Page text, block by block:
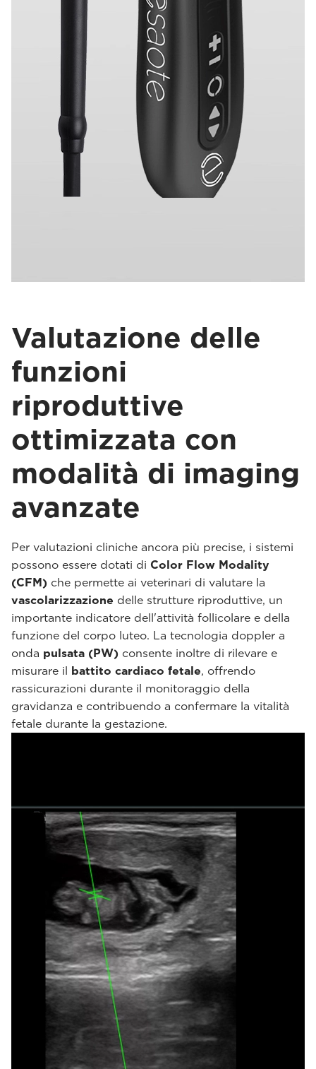
Valutazione delle
funzioni
riproduttive
ottimizzata con
modalità di imaging
avanzate
Per valutazioni cliniche ancora più precise, i sistemi
possono essere dotati di Color Flow Modality
(CFM) che permette ai veterinari di valutare la
vascolarizzazione delle strutture riproduttive, un
importante indicatore dell'attività follicolare e della
funzione del corpo luteo. La tecnologia doppler a
onda pulsata (PW) consente inoltre di rilevare e
misurare il battito cardiaco fetale, offrendo
rassicurazioni durante il monitoraggio della
gravidanza e contribuendo a confermare la vitalità
fetale durante la gestazione.